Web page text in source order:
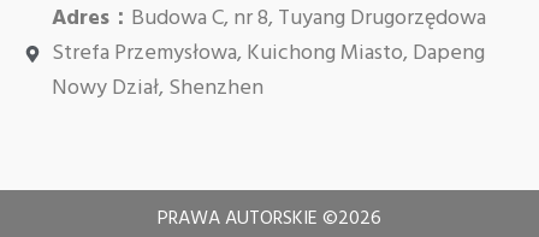
Adres： Budowa C, nr 8, Tuyang Drugorzędowa
Strefa Przemysłowa, Kuichong Miasto, Dapeng
Nowy Dział, Shenzhen
PRAWA AUTORSKIE ©2026